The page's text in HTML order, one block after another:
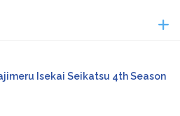
Isekai Seikatsu 4th Season